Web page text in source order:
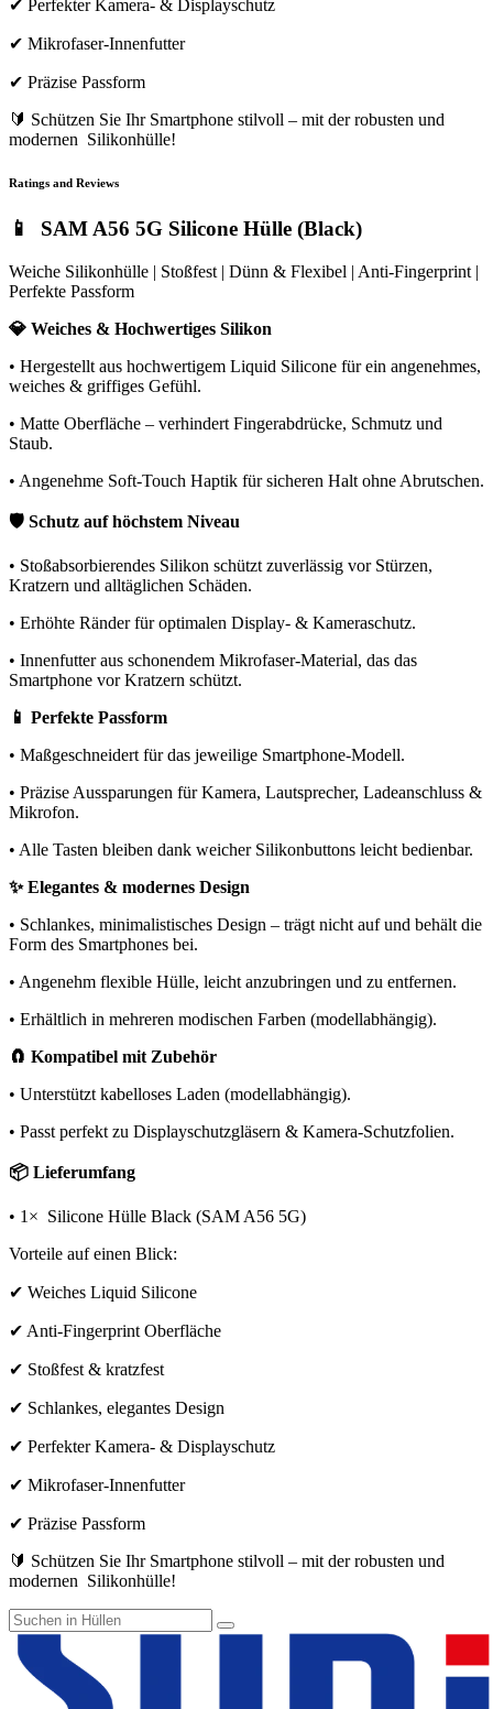
✔ Perfekter Kamera- & Displayschutz
✔ Mikrofaser-Innenfutter
✔ Präzise Passform
🔰 Schützen Sie Ihr Smartphone stilvoll – mit der robusten und
modernen Silikonhülle!
Ratings and Reviews
📱 SAM A56 5G Silicone Hülle (Black)
Weiche Silikonhülle | Stoßfest | Dünn & Flexibel | Anti-Fingerprint |
Perfekte Passform
💎 Weiches & Hochwertiges Silikon
• Hergestellt aus hochwertigem Liquid Silicone für ein angenehmes,
weiches & griffiges Gefühl.
• Matte Oberfläche – verhindert Fingerabdrücke, Schmutz und
Staub.
• Angenehme Soft-Touch Haptik für sicheren Halt ohne Abrutschen.
🛡️ Schutz auf höchstem Niveau
• Stoßabsorbierendes Silikon schützt zuverlässig vor Stürzen,
Kratzern und alltäglichen Schäden.
• Erhöhte Ränder für optimalen Display- & Kameraschutz.
• Innenfutter aus schonendem Mikrofaser-Material, das das
Smartphone vor Kratzern schützt.
📱 Perfekte Passform
• Maßgeschneidert für das jeweilige Smartphone-Modell.
• Präzise Aussparungen für Kamera, Lautsprecher, Ladeanschluss &
Mikrofon.
• Alle Tasten bleiben dank weicher Silikonbuttons leicht bedienbar.
✨ Elegantes & modernes Design
• Schlankes, minimalistisches Design – trägt nicht auf und behält die
Form des Smartphones bei.
• Angenehm flexible Hülle, leicht anzubringen und zu entfernen.
• Erhältlich in mehreren modischen Farben (modellabhängig).
🧲 Kompatibel mit Zubehör
• Unterstützt kabelloses Laden (modellabhängig).
• Passt perfekt zu Displayschutzgläsern & Kamera-Schutzfolien.
📦 Lieferumfang
• 1× Silicone Hülle Black (SAM A56 5G)
Vorteile auf einen Blick:
✔ Weiches Liquid Silicone
✔ Anti-Fingerprint Oberfläche
✔ Stoßfest & kratzfest
✔ Schlankes, elegantes Design
✔ Perfekter Kamera- & Displayschutz
✔ Mikrofaser-Innenfutter
✔ Präzise Passform
🔰 Schützen Sie Ihr Smartphone stilvoll – mit der robusten und
modernen Silikonhülle!